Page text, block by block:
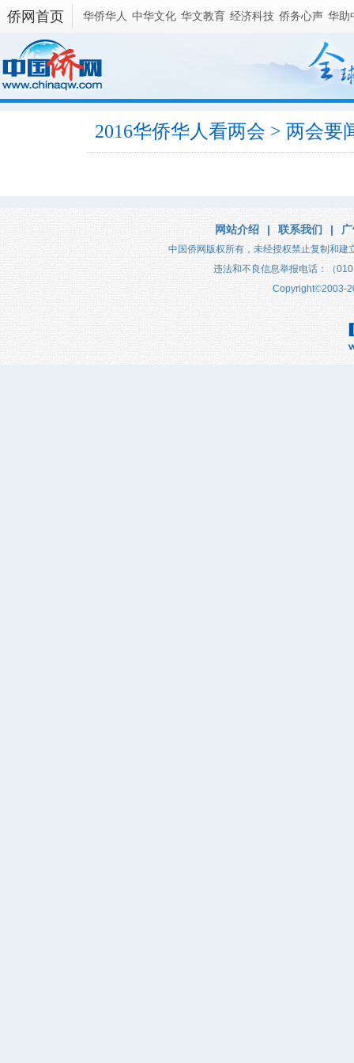
侨网首页 华侨华人 中华文化 华文教育 经济科技 侨务心声 华助
2016华侨华人看两会 > 两会要
网站介绍 | 联系我们 |
中国侨网版权所有，未经授权禁止复制和建
违法和不良信息举报电话：（
Copyright©2003-